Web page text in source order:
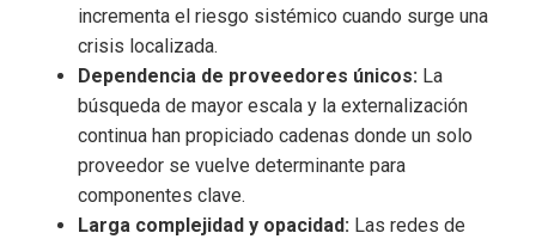
incrementa el riesgo sistémico cuando surge una
crisis localizada.
Dependencia de proveedores únicos: La
búsqueda de mayor escala y la externalización
continua han propiciado cadenas donde un solo
proveedor se vuelve determinante para
componentes clave.
Larga complejidad y opacidad: Las redes de